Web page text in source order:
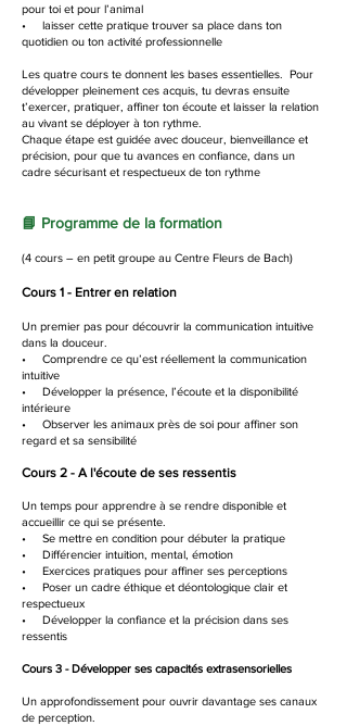
pour toi et pour l’animal
• laisser cette pratique trouver sa place dans ton
quotidien ou ton activité professionnelle
Les quatre cours te donnent les bases essentielles. Pour
développer pleinement ces acquis, tu devras ensuite
t’exercer, pratiquer, affiner ton écoute et laisser la relation
au vivant se déployer à ton rythme.
Chaque étape est guidée avec douceur, bienveillance et
précision, pour que tu avances en confiance, dans un
cadre sécurisant et respectueux de ton rythme
📘 Programme de la formation
(4 cours – en petit groupe au Centre Fleurs de Bach)
Cours 1 - Entrer en relation
Un premier pas pour découvrir la communication intuitive
dans la douceur.
• Comprendre ce qu’est réellement la communication
intuitive
• Développer la présence, l’écoute et la disponibilité
intérieure
• Observer les animaux près de soi pour affiner son
regard et sa sensibilité
Cours 2 - A l'écoute de ses ressentis
Un temps pour apprendre à se rendre disponible et
accueillir ce qui se présente.
• Se mettre en condition pour débuter la pratique
• Différencier intuition, mental, émotion
• Exercices pratiques pour affiner ses perceptions
• Poser un cadre éthique et déontologique clair et
respectueux
• Développer la confiance et la précision dans ses
ressentis
Cours 3 - Développer ses capacités extrasensorielles
Un approfondissement pour ouvrir davantage ses canaux
de perception.